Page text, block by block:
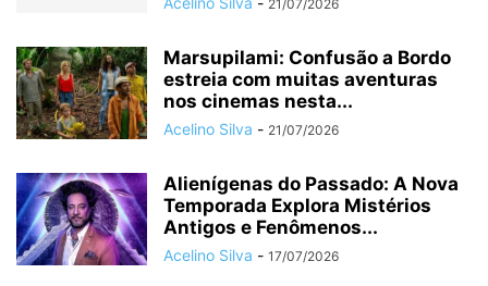
21/07/2026
Marsupilami: Confusão a Bordo
estreia com muitas aventuras
nos cinemas nesta...
Acelino Silva - 21/07/2026
Alienígenas do Passado: A Nova
Temporada Explora Mistérios
Antigos e Fenômenos...
Acelino Silva - 17/07/2026